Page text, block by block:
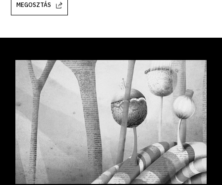
MEGOSZTÁS